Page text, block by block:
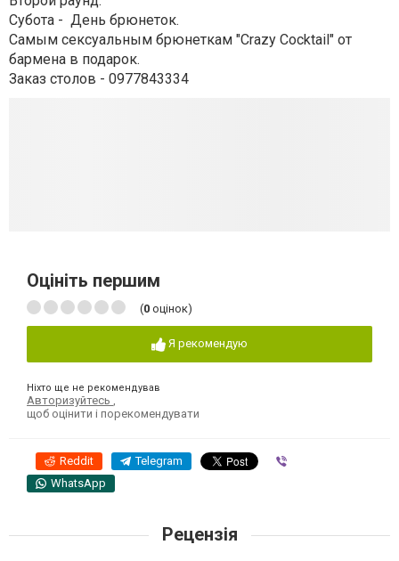
Субота - День брюнеток.
Самым сексуальным брюнеткам "Crazy Cocktail" от
бармена в подарок.
Заказ столов - 0977843334
Оцініть першим
(0 оцінок)
Я рекомендую
Ніхто ще не рекомендував
Авторизуйтесь
щоб оцінити і порекомендувати
Reddit Telegram
WhatsApp
Рецензія